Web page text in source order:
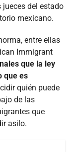
jueces del estado
mexicano.
entre ellas
Immigrant
que la ley
que es
quién puede
de las
que
asilo.